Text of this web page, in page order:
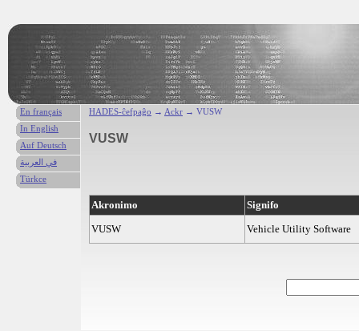
HADES-ĉefpaĝo → Ackr → VUSW
VUSW
Akronimo
Signifo
VUSW
Vehicle Utility Software
En français
In English
Auf Deutsch
في العربية
Türkce